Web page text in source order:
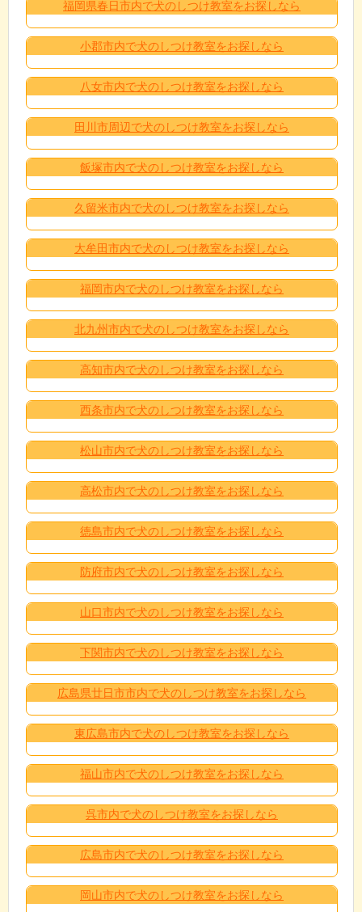
福岡県春日市内で犬のしつけ教室をお探しなら
小郡市内で犬のしつけ教室をお探しなら
八女市内で犬のしつけ教室をお探しなら
田川市周辺で犬のしつけ教室をお探しなら
飯塚市内で犬のしつけ教室をお探しなら
久留米市内で犬のしつけ教室をお探しなら
大牟田市内で犬のしつけ教室をお探しなら
福岡市内で犬のしつけ教室をお探しなら
北九州市内で犬のしつけ教室をお探しなら
高知市内で犬のしつけ教室をお探しなら
西条市内で犬のしつけ教室をお探しなら
松山市内で犬のしつけ教室をお探しなら
高松市内で犬のしつけ教室をお探しなら
徳島市内で犬のしつけ教室をお探しなら
防府市内で犬のしつけ教室をお探しなら
山口市内で犬のしつけ教室をお探しなら
下関市内で犬のしつけ教室をお探しなら
広島県廿日市市内で犬のしつけ教室をお探しなら
東広島市内で犬のしつけ教室をお探しなら
福山市内で犬のしつけ教室をお探しなら
呉市内で犬のしつけ教室をお探しなら
広島市内で犬のしつけ教室をお探しなら
岡山市内で犬のしつけ教室をお探しなら